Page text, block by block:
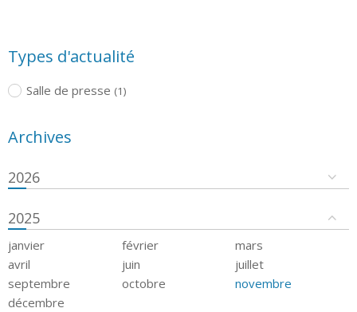
Types d'actualité
Salle de presse (1)
Archives
2026
2025
janvier février
mars
avril
juin
juillet
septembre
octobre
novembre
décembre